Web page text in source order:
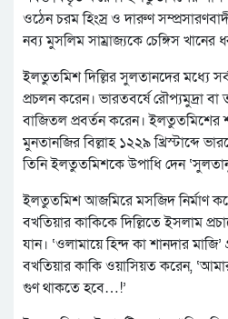
ওঠেন চরম হিংস্র ও দারুণ
নব্য মুসলিম সাম্রাজ্যকে চেঙ্গিস খানের
ইলতুতমিশ দিল্লির সুলতানদের মধ্যে
প্রচলন করেন। ভারতবর্ষে রৌপ্যমুদ্রা বা
বাজিতল প্রবর্তন করেন। ইলতুতমিশের
মুনতানজির বিল্লাহ ১২২৯ খ্রিস্টাব্দে
তিনি ইলতুতমিশকে উপাধি দেন
ইলতুতমিশ আজমিরে মসজিদ নির্মাণ
বখতিয়ার কাকিকে দিল্লিতে ইসলাম
যান। ‘ওলামায়ে হিন্দ কা শানদার
বখতিয়ার কাকি ওয়াসিয়ত করেন,
গুণ থাকতে হবে…!’